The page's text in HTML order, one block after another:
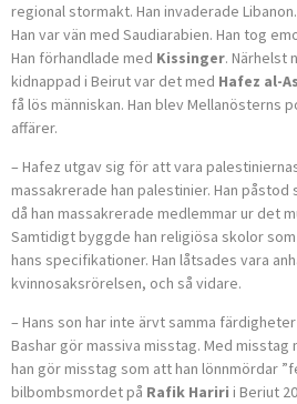
regional stormakt. Han invaderade
Han var vän med Saudiarabien. Han tog
Han förhandlade med Kissinger. Närhelst
kidnappad i Beirut var det med Hafez al-
få lös människan. Han blev Mellanösterns
affärer.
– Hafez utgav sig för att vara
massakrerade han palestinier. Han
då han massakrerade medlemmar ur det
Samtidigt byggde han religiösa skolor
hans specifikationer. Han låtsades vara
kvinnosaksrörelsen, och så vidare.
– Hans son har inte ärvt samma
Bashar gör massiva misstag. Med misstag
han gör misstag som att han lönnmördar
bilbombsmordet på Rafik Hariri i Beriut